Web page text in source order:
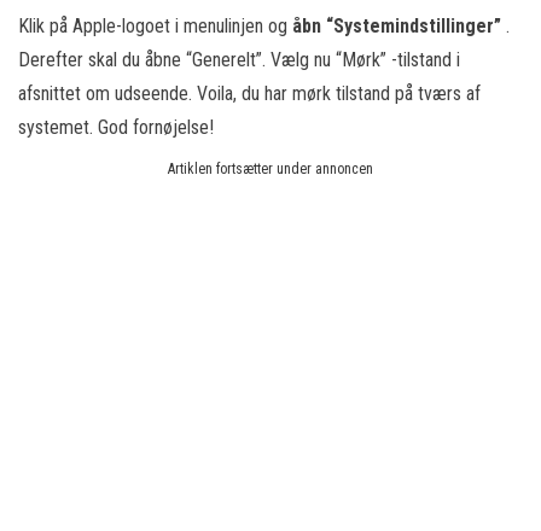
Klik på Apple-logoet i menulinjen og åbn “Systemindstillinger” .
Derefter skal du åbne “Generelt”. Vælg nu “Mørk” -tilstand i
afsnittet om udseende. Voila, du har mørk tilstand på tværs af
systemet. God fornøjelse!
Artiklen fortsætter under annoncen